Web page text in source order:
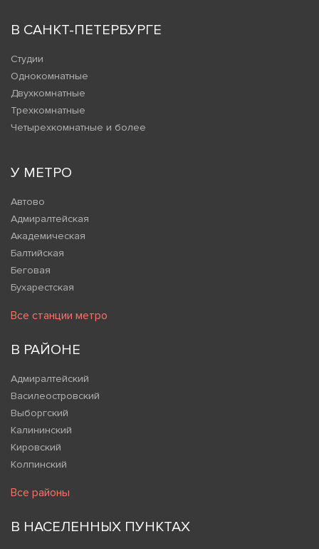
В САНКТ-ПЕТЕРБУРГЕ
Студии
Однокомнатные
Двухкомнатные
Трехкомнатные
Четырехкомнатные и более
У МЕТРО
Автово
Адмиралтейская
Академическая
Балтийская
Беговая
Бухарестская
Все станции метро
В РАЙОНЕ
Адмиралтейский
Василеостровский
Выборгский
Калининский
Кировский
Колпинский
Все районы
В НАСЕЛЕННЫХ ПУНКТАХ